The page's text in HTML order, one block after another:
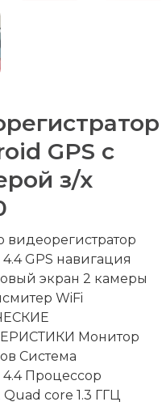
GPS с
з/х
видеорегистратор
GPS навигация
экран 2 камеры
WiFi
Монитор
Система
Процессор
Quad core 1.3 ГГЦ